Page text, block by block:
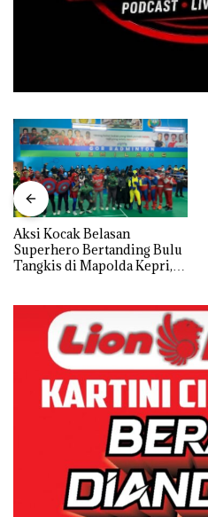
Aksi Kocak Belasan
Superhero Bertanding Bulu
Tangkis di Mapolda Kepri,